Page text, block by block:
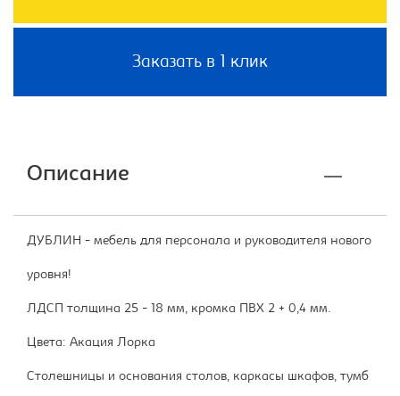
Заказать в 1 клик
Описание
ДУБЛИН - мебель для персонала и руководителя нового
уровня!
ЛДСП толщина 25 - 18 мм, кромка ПВХ 2 + 0,4 мм.
Цвета: Акация Лорка
Столешницы и основания столов, каркасы шкафов, тумб